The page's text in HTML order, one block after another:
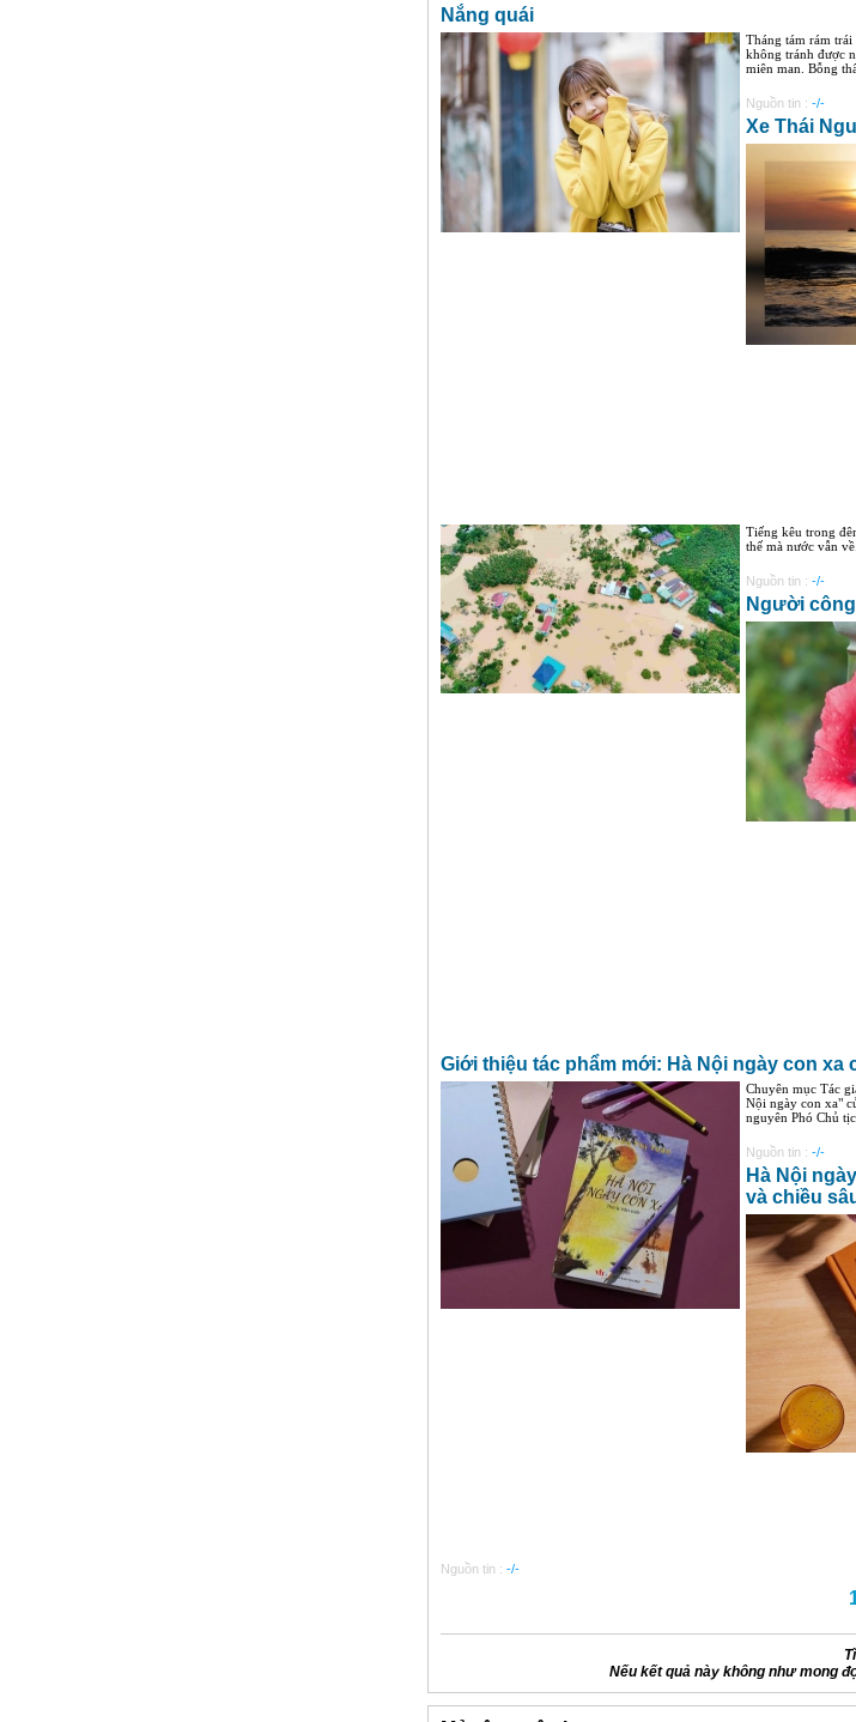
Nắng quái
Tháng tám rám
không tránh được
miên man. Bỗng
Nguồn tin : -/-
Xe Thái
Tiếng kêu trong
thế mà nước vẫn
Nguồn tin : -/-
Người
Giới thiệu tác phẩm mới: Hà Nội ngày con xa
Chuyên mục Tác
Nội ngày con xa"
nguyên Phó Chủ
Nguồn tin : -/-
Hà Nội
và chiều
Nguồn tin : -/-
Nếu kết quả này không như mong